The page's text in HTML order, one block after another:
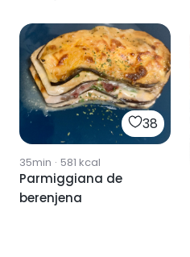
38
35min · 581 kcal
Parmiggiana de
berenjena